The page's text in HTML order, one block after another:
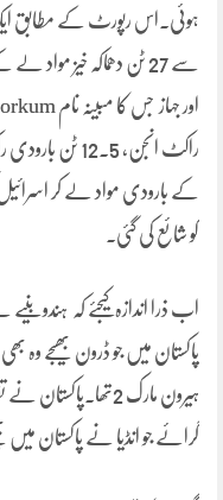
سے 27 ٹن دھماکہ خیز
کو شائع کی گئی۔
اب ذرا اندازہ کیجئے کہ ہندو
پاکستان میں جو ڈرون بھیجے وہ
ہیرون مارک
گرائے جو انڈیا نے پاکستان میں